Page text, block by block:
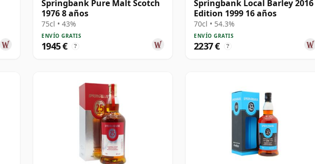
Springbank Pure Malt Scotch
1976 8 años
75cl • 43%
ENVÍO GRATIS
1945 € ?
Springbank Local Barley 2016
Edition 1999 16 años
70cl • 54.3%
ENVÍO GRATIS
2237 € ?